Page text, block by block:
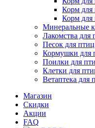
Корм
Корм для
Минеральные
Лакомства для
Песок для птиц
Кормушки для
Поилки для
Клетки для
Ветаптека для
Магазин
Скидки
Акции
FAQ